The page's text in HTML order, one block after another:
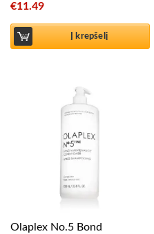
€11.49
Į krepšelį
Olaplex No.5 Bond